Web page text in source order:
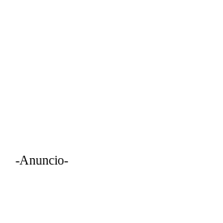
-Anuncio-